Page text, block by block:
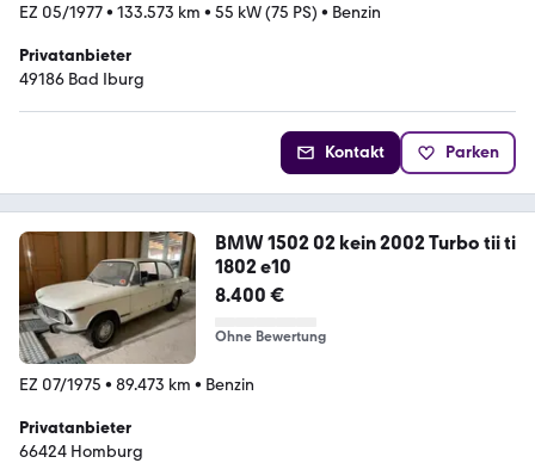
EZ 05/1977• 133.573 km • 55 kW (75 PS) • Benzin
Privatanbieter
49186 Bad Iburg
Kontakt Parken
BMW 1502 02 kein 2002 Turbo tii ti
1802 e10
8.400 €
Ohne Bewertung
EZ 07/1975 • 89.473 km • Benzin
Privatanbieter
66424 Homburg